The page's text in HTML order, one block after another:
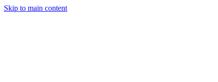
Skip to main content